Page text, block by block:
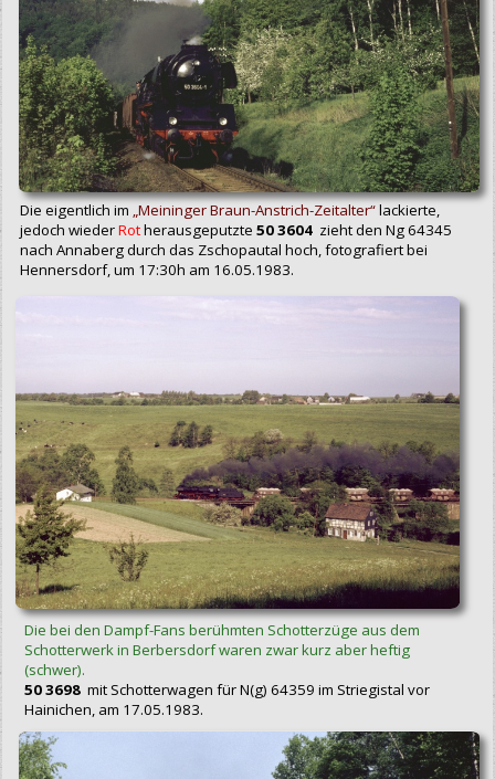
Die eigentlich im „Meininger Braun-Anstrich-Zeitalter“lackierte,
jedoch wiederRotherausgeputzte50 3604 zieht den Ng 64345
nach Annaberg durch das Zschopautal hoch, fotografiert bei
Hennersdorf, um 17:30h am 16.05.1983.
Die bei den Dampf-Fans berühmten Schotterzüge aus dem
Schotterwerk in Berbersdorf waren zwar kurz aber heftig
(schwer).
50 3698mit Schotterwagen für N(g) 64359 im Striegistal vor
Hainichen, am 17.05.1983.